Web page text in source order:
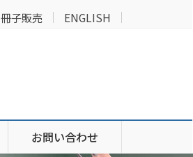
冊子販売 ENGLISH
お問い合わせ